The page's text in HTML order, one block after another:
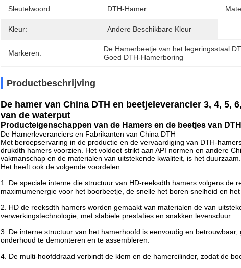
Sleutelwoord: DTH-Hamer
Kleur: Andere Beschikbare Kleur
Markeren: De Hamerbeetje van het legeringsstaal
Goed DTH-Hamerboring
Productbeschrijving
De hamer van China DTH en beetjeleverancier 3, 4, 5,
van de waterput
Producteigenschappen van de Hamers en de beetjes van DTH
De Hamerleveranciers en Fabrikanten van China DTH
Met beroepservaring in de productie en de vervaardiging van DTH-
drukdth hamers voorzien. Het voldoet strikt aan API normen en andere
vakmanschap en de materialen van uitstekende kwaliteit, is het duurzaam.
Het heeft ook de volgende voordelen:
1. De speciale interne die structuur van HD-reeksdth hamers volgens de
maximumenergie voor het boorbeetje, de snelle het boren snelheid en het
2. HD de reeksdth hamers worden gemaakt van materialen de van
verwerkingstechnologie, met stabiele prestaties en snakken levensduur.
3. De interne structuur van het hamerhoofd is eenvoudig en
onderhoud te demonteren en te assembleren.
4. De multi-hoofddraad verbindt de klem en de hamercilinder, zodat de